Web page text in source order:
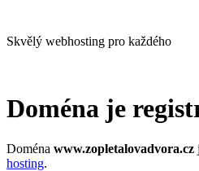
Skvělý webhosting pro každého
Doména je
Doména www.zopletalovadvora.cz
hosting.